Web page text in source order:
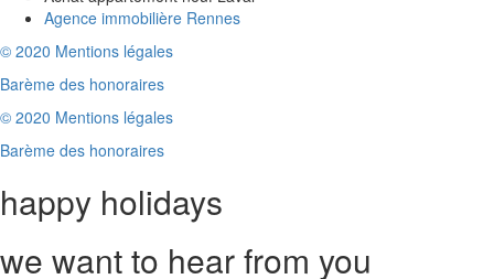
Agence immobilière Rennes
© 2020 Mentions légales
Barème des honoraires
© 2020 Mentions légales
Barème des honoraires
happy holidays
we want to hear from you